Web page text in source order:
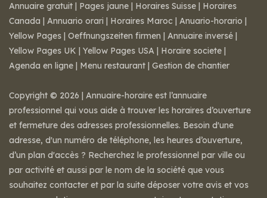
Annuaire gratuit | Pages jaune | Horaires Suisse | Horaires
Canada | Annuario orari | Horaires Maroc | Anuario-horario |
Yellow Pages | Oeffnungszeiten firmen | Annuaire inversé |
Yellow Pages UK | Yellow Pages USA | Horaire societe |
Agenda en ligne | Menu restaurant | Gestion de chantier
Copyright © 2026 | Annuaire-horaire est l’annuaire
professionnel qui vous aide à trouver les horaires d’ouverture
et fermeture des adresses professionnelles. Besoin d'une
adresse, d'un numéro de téléphone, les heures d’ouverture,
d’un plan d'accès ? Recherchez le professionnel par ville ou
par activité et aussi par le nom de la société que vous
souhaitez contacter et par la suite déposer votre avis et vos